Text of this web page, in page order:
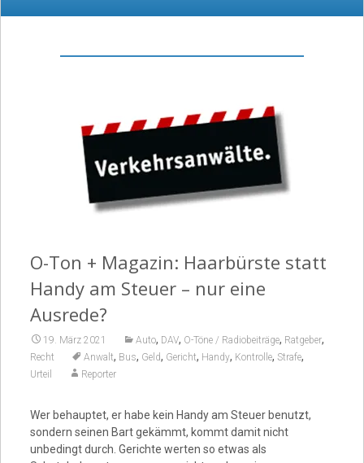
Nachrichten, Texte, Podcast, O-Töne,
O-Ton + Magazin: Haarbürste statt
Handy am Steuer – nur eine
Ausrede?
19. März 2021 Auto, DAV, O-Töne / Radiobeiträge, Ratgeber,
Recht Anwalt, Bus, Geld, Gericht, Handy, Kontrolle, Strafe,
Urteil Reporter
Wer behauptet, er habe kein Handy am Steuer benutzt,
sondern seinen Bart gekämmt, kommt damit nicht
unbedingt durch. Gerichte werten so etwas als